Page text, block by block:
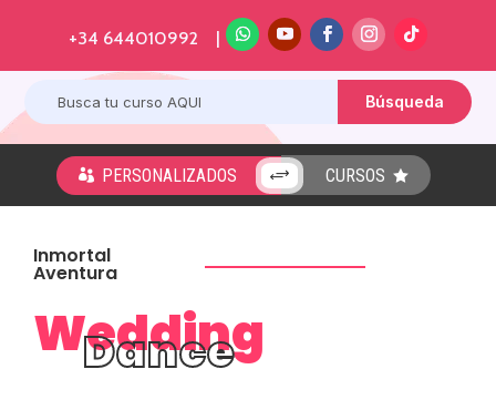
+34 644010992 |
 PERSONALIZADOS + CURSOS 
Inmortal
Aventura
Wedding
Dance